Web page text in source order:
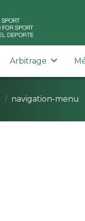
Arbitrage
navigation-menu